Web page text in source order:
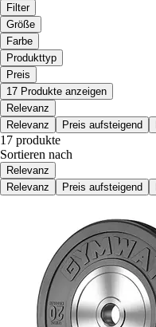
Filter
Größe
Farbe
Produkttyp
Preis
17 Produkte anzeigen
Relevanz
Relevanz
Preis aufsteigend
17 produkte
Sortieren nach
Relevanz
Relevanz
Preis aufsteigend